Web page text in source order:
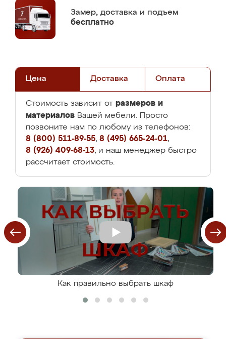
Замер, доставка и подъем
бесплатно
Цена Доставка Оплата
Стоимость зависит от размеров и
материалов Вашей мебели. Просто
позвоните нам по любому из телефонов:
8 (800) 511-89-55, 8 (495) 665-24-01,
8 (926) 409-68-13, и наш менеджер быстро
рассчитает стоимость.
Как правильно выбрать шкаф